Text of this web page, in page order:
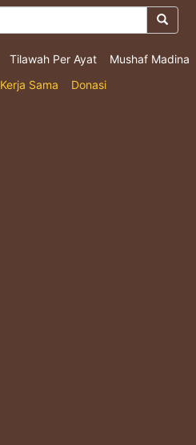
Tilawah Per Ayat
Mushaf Madina
Kerja Sama Donasi